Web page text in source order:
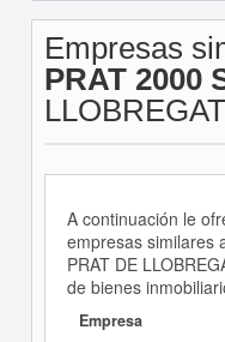
Empresas
PRAT 2000
LLOBREGAT
A continuación le
empresas similares
PRAT DE
de bienes
Empresa